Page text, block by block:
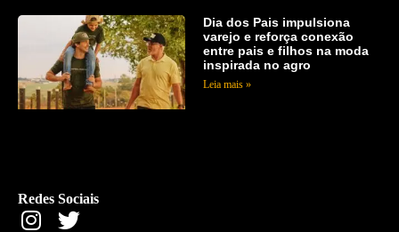
Dia dos Pais impulsiona
varejo e reforça conexão
entre pais e filhos na moda
inspirada no agro
Leia mais »
Redes Sociais